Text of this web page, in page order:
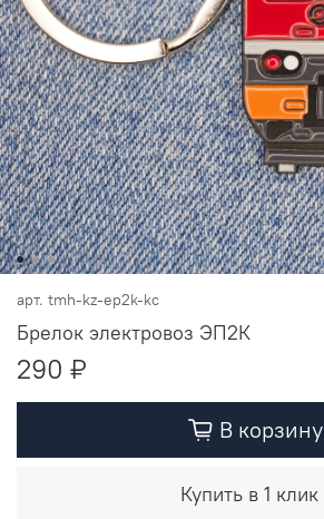
арт. tmh-kz-ep2k-kc
Брелок электровоз ЭП2К
290 ₽
В корзину
Купить в 1 клик